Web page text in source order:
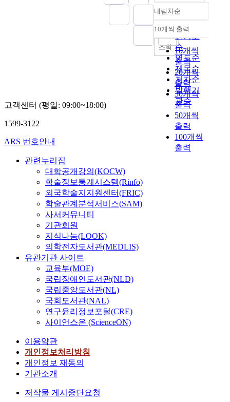
정확도
순
인기도
순
연도순
제목순
저자순
발행기
관순
내림차순
내림차순
10개씩 출력
10개씩
출력
20개씩
출력
30개씩
출력
50개씩
출력
100개씩
출력
조회
고객센터 (평일: 09:00~18:00)
1599-3122
ARS 번호안내
관련누리집
대학공개강의(KOCW)
학술정보통계시스템(Rinfo)
외국학술지지원센터(FRIC)
학술관계분석서비스(SAM)
사서커뮤니티
기관회원
지식나눔(LOOK)
의학전자도서관(MEDLIS)
유관기관 사이트
교육부(MOE)
국립장애인도서관(NLD)
국립중앙도서관(NL)
국회도서관(NAL)
연구윤리정보포털(CRE)
사이언스온 (ScienceON)
이용약관
개인정보처리방침
개인정보 재동의
기관소개
저작물 게시중단요청